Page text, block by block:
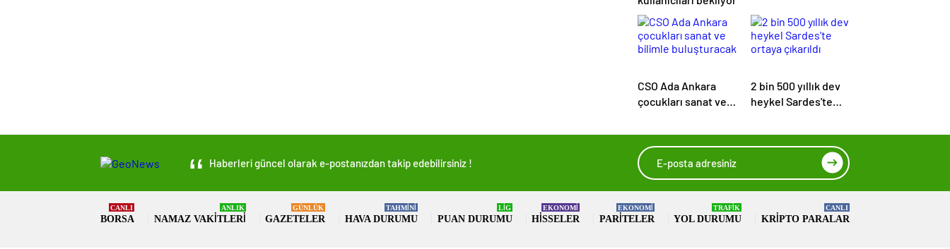
CSO Ada Ankara
çocukları sanat ve
buluşturacak
2 bin 500 yıllık dev
heykel Sardes'te
Haberleri güncel olarak e-postanızdan takip edebilirsiniz !
BORSA
CANLI
NAMAZ VAKITLERI
ANLIK
GAZETELER
GÜNLÜK
HAVA DURUMU
TAHMİNİ
PUAN DURUMU
LİG
HISSELER
EKONOMİ
PARITELER
EKONOMİ
YOL DURUMU
TRAFİK
KRIPTO PARALAR
CANLI